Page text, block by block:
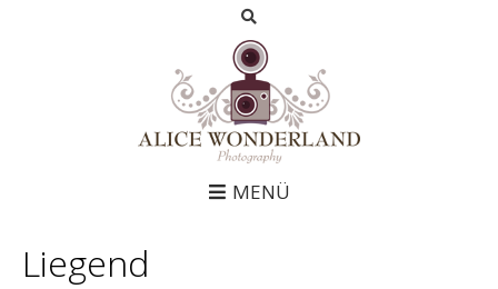
MENÜ
Liegend